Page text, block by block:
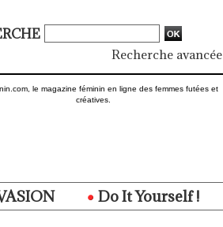
Recherche avancée
Do It Yourself !